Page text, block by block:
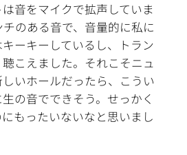
音をマイクで拡声していま
のある音で、音量的に私に
ーキーしているし、トラン
こえました。それこそニュ
いホールだったら、こうい
の音でできそう。せっかく
もったいないなと思いまし